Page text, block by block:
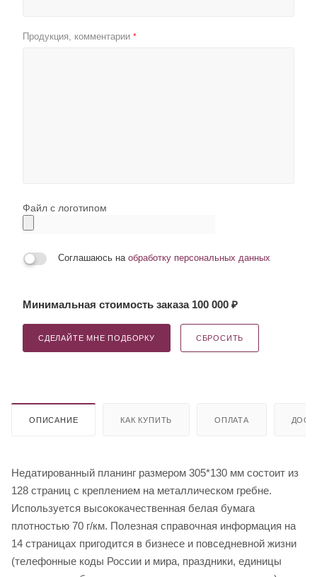
Продукция, комментарии *
Файл с логотипом
Соглашаюсь на обработку персональных данных
Минимальная стоимость заказа 100 000 ₽
СДЕЛАЙТЕ МНЕ ПОДБОРКУ СБРОСИТЬ
ОПИСАНИЕ КАК КУПИТЬ ОПЛАТА
Недатированный планинг размером 305*130 мм состоит из
128 страниц с креплением на металлическом гребне.
Используется высококачественная белая бумага
плотностью 70 г/км. Полезная справочная информация на
14 страницах пригодится в бизнесе и повседневной жизни
(телефонные коды России и мира, праздники, единицы